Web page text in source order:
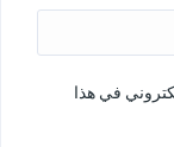
في هذا